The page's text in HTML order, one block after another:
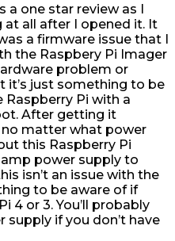
a one star review as I
at all after I opened it. It
a firmware issue that I
the Raspbery Pi Imager
problem or
it’s just something to be
Raspberry Pi with a
After getting it
matter what power
this Raspberry Pi
power supply to
isn’t an issue with the
to be aware of if
4 or 3. You’ll probably
supply if you don’t have